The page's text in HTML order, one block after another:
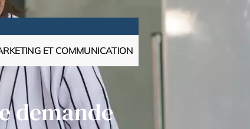
ET COMMUNICATION
demande